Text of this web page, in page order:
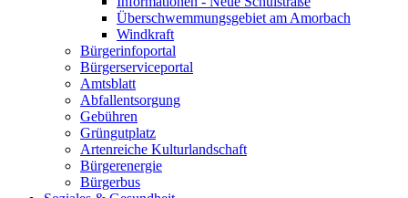
Überschwemmungsgebiet am Amorbach
Windkraft
Bürgerinfoportal
Bürgerserviceportal
Amtsblatt
Abfallentsorgung
Gebühren
Grüngutplatz
Artenreiche Kulturlandschaft
Bürgerenergie
Bürgerbus